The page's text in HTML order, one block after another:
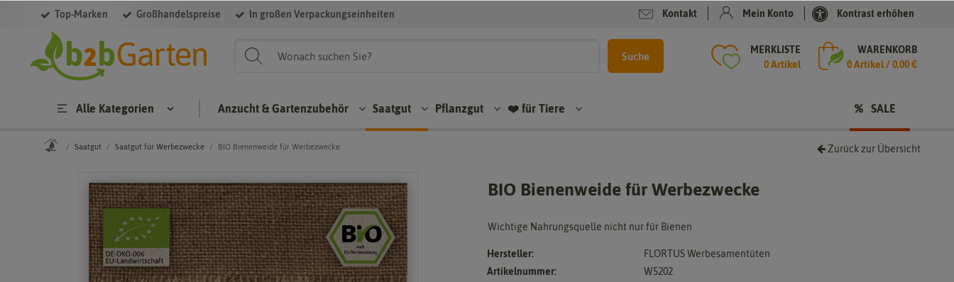
Top-Marken Großhandelspreise In großen Verpackungseinheiten Kontakt Mein Konto Kontrast erhöhen
Suche
MERKLISTE
0 Artikel
WARENKORB
0Artikel /0,00 €
Alle Kategorien Anzucht & Gartenzubehör Saatgut Pflanzgut ❤️ für Tiere SALE
Saatgut Saatgut für Werbezwecke BIO Bienenweide für Werbezwecke Zurück zur Übersicht
BIO Bienenweide für Werbezwecke
Wichtige Nahrungsquelle nicht nur für Bienen
Hersteller:
FLORTUS Werbesamentüten
Artikelnummer:
W5202